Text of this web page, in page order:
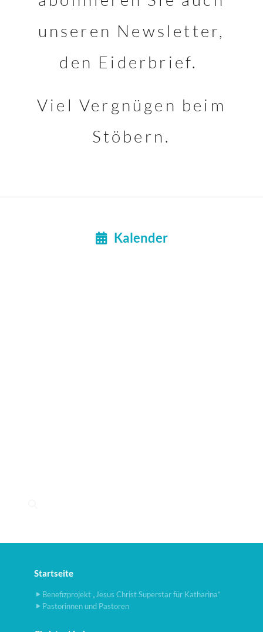
unseren Newsletter,
den Eiderbrief.
Viel Vergnügen beim
Stöbern.
Kalender
Startseite
Benefizprojekt „Jesus Christ Superstar für Katharina“
Pastorinnen und Pastoren